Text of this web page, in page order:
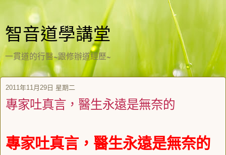
智音道學講堂
一貫道的行醫~跟修辦道經歷~
2011年11月29日 星期二
專家吐真言，醫生永遠是無奈的
專家吐真言，醫生永遠是無奈的